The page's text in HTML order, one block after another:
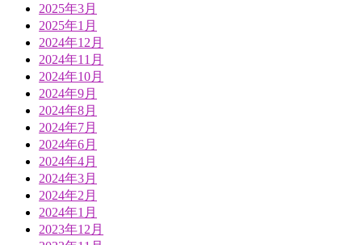
2025年3月
2025年1月
2024年12月
2024年11月
2024年10月
2024年9月
2024年8月
2024年7月
2024年6月
2024年4月
2024年3月
2024年2月
2024年1月
2023年12月